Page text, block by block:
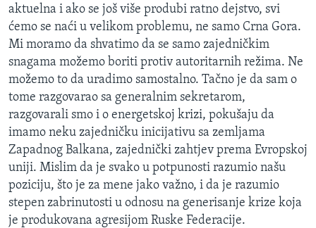
aktuelna i ako se još više produbi ratno dejstvo, svi
ćemo se naći u velikom problemu, ne samo Crna Gora.
Mi moramo da shvatimo da se samo zajedničkim
snagama možemo boriti protiv autoritarnih režima. Ne
možemo to da uradimo samostalno. Tačno je da sam o
tome razgovarao sa generalnim sekretarom,
razgovarali smo i o energetskoj krizi, pokušaju da
imamo neku zajedničku inicijativu sa zemljama
Zapadnog Balkana, zajednički zahtjev prema Evropskoj
uniji. Mislim da je svako u potpunosti razumio našu
poziciju, što je za mene jako važno, i da je razumio
stepen zabrinutosti u odnosu na generisanje krize koja
je produkovana agresijom Ruske Federacije.